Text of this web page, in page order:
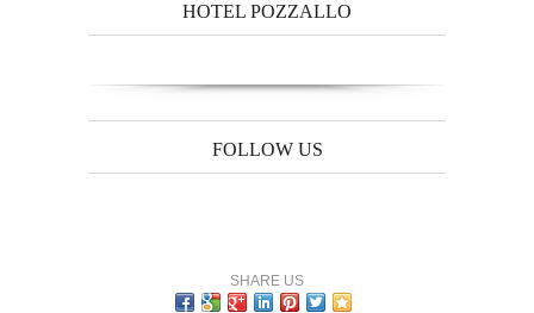
HOTEL POZZALLO
FOLLOW US
SHARE US